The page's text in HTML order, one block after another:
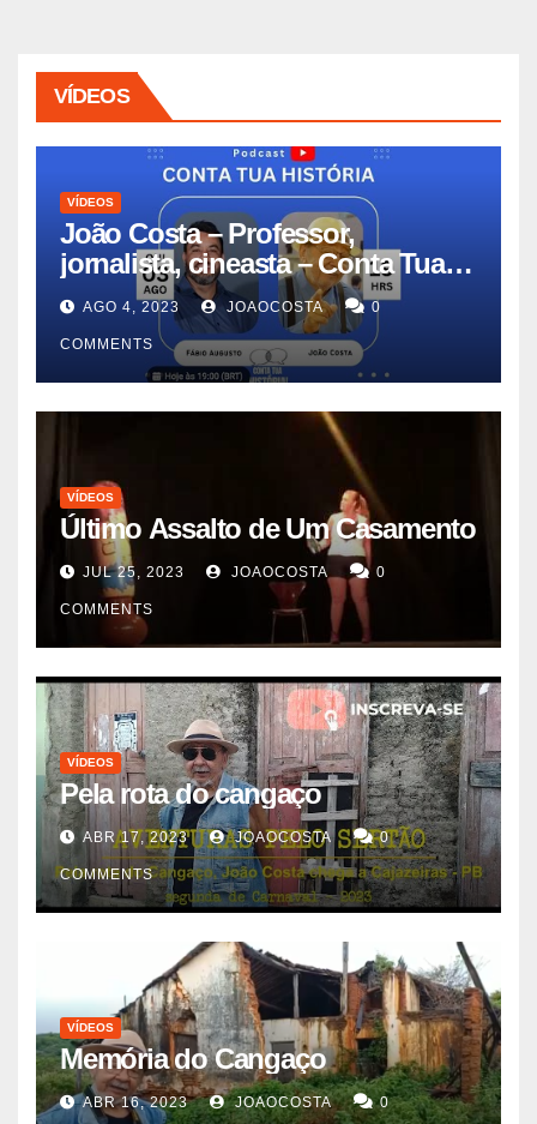
VÍDEOS
VÍDEOS
João Costa – Professor,
jornalista, cineasta – Conta Tua
História #11
AGO 4, 2023 JOAOCOSTA 0
COMMENTS
VÍDEOS
Último Assalto de Um Casamento
JUL 25, 2023 JOAOCOSTA 0
COMMENTS
VÍDEOS
Pela rota do cangaço
ABR 17, 2023 JOAOCOSTA 0
COMMENTS
VÍDEOS
Memória do Cangaço
ABR 16, 2023 JOAOCOSTA 0